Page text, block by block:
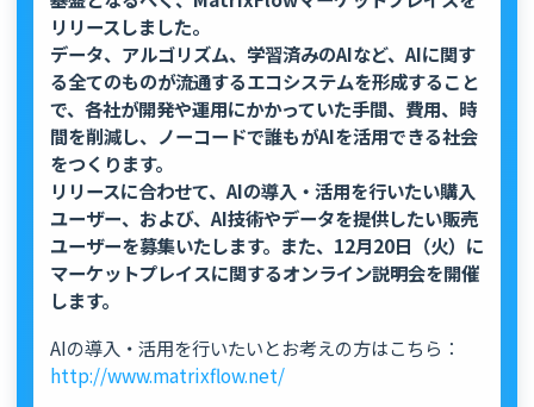
リリースしました。
データ、アルゴリズム、学習済みのAIなど、AIに関す
る全てのものが流通するエコシステムを形成すること
で、各社が開発や運用にかかっていた手間、費用、時
間を削減し、ノーコードで誰もがAIを活用できる社会
をつくります。
リリースに合わせて、AIの導入・活用を行いたい購入
ユーザー、および、AI技術やデータを提供したい販売
ユーザーを募集いたします。また、12月20日（火）に
マーケットプレイスに関するオンライン説明会を開催
します。
AIの導入・活用を行いたいとお考えの方はこちら：
http://www.matrixflow.net/